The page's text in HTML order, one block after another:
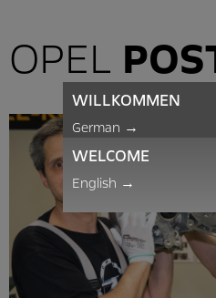
OPEL
WILLKOMMEN
German →
WELCOME
English →